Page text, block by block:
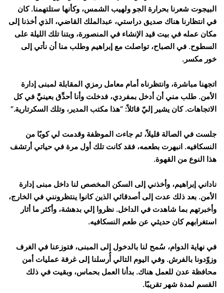
البيجوت شعرنا بحرارة الجو ولهيب الشمس، وكأنها ستلتهمنا. كان
في انتظارنا هناك صديق دراستي، عبدالملك القاضي، الذي أخذنا إلى
مكان عمله في بيت قيد الإنشاء في المنصورة، وبتنا تلك الليلة على
السطوح. في الصباح، تواصلت مع إبراهيم وطلب منا أن نأتي إلى
خور مكسر.
اتجهنا مباشرة، وانتظرناه أمام معامل رمزي المقابلة لمبنى إدارة
الأمن. طلب مني أن أدخل بمفردي، فدخلت وأنا أحدِّق بعينيَّ في كل
الاتجاهات. كان يشير إليّ قائلاً: “هذا مكتب المدير، وتلك السكرتارية.”
جلست في الصالة قليلاً، ثم جاءت الموظفة وقدمت لي كوبًا من
النسكافيه. انبهرت بطعمه، فقد كانت تلك أول مرة في حياتي أرتشف
هذا النوع من القهوة.
ناداني إبراهيم، وأخذني إلى السكن المخصص لنا داخل مبنى إدارة
الأمن. بعد ذلك عدت إلى أصدقائي الذين كانوا ينتظرونني في الخارج،
وأخبرتهم بما شاهدت في الداخل. نظروا إلي بدهشة، وأكثر ما أثار
استغرابهم كان حديثي عن طعم النسكافيه.
في نهاية الدوام، سُمح لنا بالدخول إلى المبنى، فتوزعنا في الغرف
وزوّدونا بالفرش. وفي اليوم التالي أُرسلنا إلى غرفة عمليات أمن
محافظة عدن للعمل هناك. بدأنا العمل بحماس، وبقيت في ذلك
القسم لمدة شهر تقريبًا.